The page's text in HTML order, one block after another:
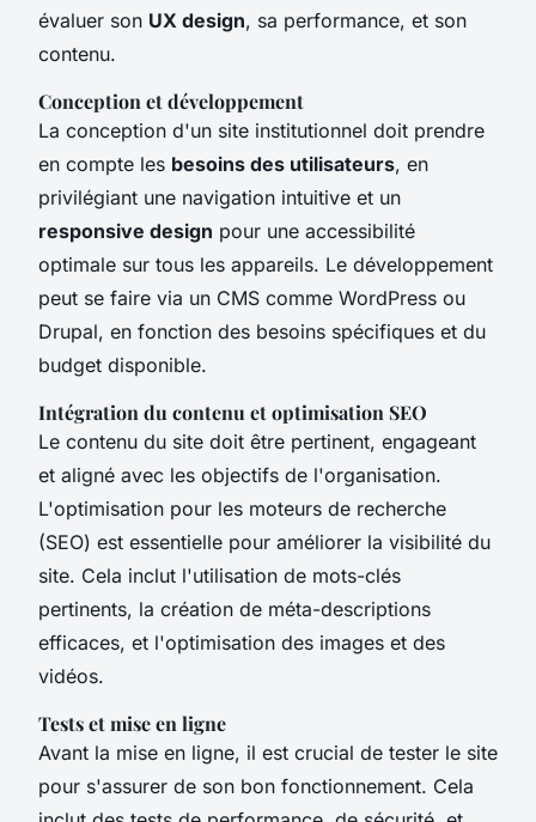
évaluer son UX design, sa performance, et son
contenu.
Conception et développement
La conception d'un site institutionnel doit prendre
en compte les besoins des utilisateurs, en
privilégiant une navigation intuitive et un
responsive design pour une accessibilité
optimale sur tous les appareils. Le développement
peut se faire via un CMS comme WordPress ou
Drupal, en fonction des besoins spécifiques et du
budget disponible.
Intégration du contenu et optimisation SEO
Le contenu du site doit être pertinent, engageant
et aligné avec les objectifs de l'organisation.
L'optimisation pour les moteurs de recherche
(SEO) est essentielle pour améliorer la visibilité du
site. Cela inclut l'utilisation de mots-clés
pertinents, la création de méta-descriptions
efficaces, et l'optimisation des images et des
vidéos.
Tests et mise en ligne
Avant la mise en ligne, il est crucial de tester le site
pour s'assurer de son bon fonctionnement. Cela